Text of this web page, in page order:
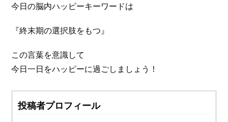
今日の脳内ハッピーキーワードは
『終末期の選択肢をもつ』
この言葉を意識して
今日一日をハッピーに過ごしましょう！
投稿者プロフィール